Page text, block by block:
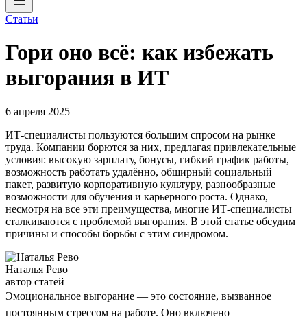
Статьи
Гори оно всё: как избежать
выгорания в ИТ
6 апреля 2025
ИТ-специалисты пользуются большим спросом на рынке
труда. Компании борются за них, предлагая привлекательные
условия: высокую зарплату, бонусы, гибкий график работы,
возможность работать удалённо, обширный социальный
пакет, развитую корпоративную культуру, разнообразные
возможности для обучения и карьерного роста. Однако,
несмотря на все эти преимущества, многие ИТ-специалисты
сталкиваются с проблемой выгорания. В этой статье обсудим
причины и способы борьбы с этим синдромом.
Наталья Рево
автор статей
Эмоциональное выгорание — это состояние, вызванное
постоянным стрессом на работе. Оно включено